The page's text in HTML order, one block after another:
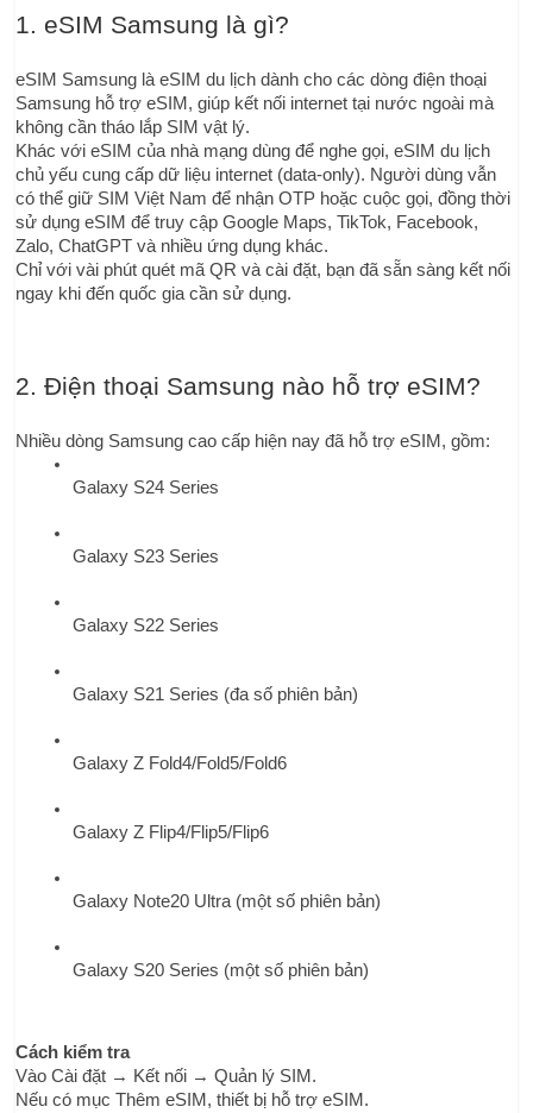
1. eSIM Samsung là gì?
eSIM Samsung là eSIM du lịch dành cho các dòng điện thoại
Samsung hỗ trợ eSIM, giúp kết nối internet tại nước ngoài mà
không cần tháo lắp SIM vật lý.
Khác với eSIM của nhà mạng dùng để nghe gọi, eSIM du lịch
chủ yếu cung cấp dữ liệu internet (data-only). Người dùng vẫn
có thể giữ SIM Việt Nam để nhận OTP hoặc cuộc gọi, đồng thời
sử dụng eSIM để truy cập Google Maps, TikTok, Facebook,
Zalo, ChatGPT và nhiều ứng dụng khác.
Chỉ với vài phút quét mã QR và cài đặt, bạn đã sẵn sàng kết nối
ngay khi đến quốc gia cần sử dụng.
2. Điện thoại Samsung nào hỗ trợ eSIM?
Nhiều dòng Samsung cao cấp hiện nay đã hỗ trợ eSIM, gồm:
Galaxy S24 Series
Galaxy S23 Series
Galaxy S22 Series
Galaxy S21 Series (đa số phiên bản)
Galaxy Z Fold4/Fold5/Fold6
Galaxy Z Flip4/Flip5/Flip6
Galaxy Note20 Ultra (một số phiên bản)
Galaxy S20 Series (một số phiên bản)
Cách kiểm tra
Vào Cài đặt → Kết nối → Quản lý SIM.
Nếu có mục Thêm eSIM, thiết bị hỗ trợ eSIM.